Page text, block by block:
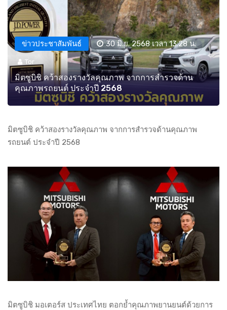
ข่าวประชาสัมพันธ์ 30 มิ.ย. 2568 เวลา 13:28 น.
Tor
มิตซูบิชิ คว้าสองรางวัลคุณภาพ จากการสำรวจด้าน
คุณภาพรถยนต์ ประจำปี 2568
มิตซูบิชิ คว้าสองรางวัลคุณภาพ จากการสำรวจด้านคุณภาพ
รถยนต์ ประจำปี 2568
มิตซูบิชิ มอเตอร์ส ประเทศไทย ตอกย้ำคุณภาพยานยนต์ด้วยการ